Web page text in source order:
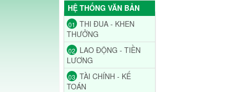
HỆ THỐNG VĂN BẢN
01 THI ĐUA - KHEN
THƯỞNG
02 LAO ĐỘNG - TIỀN
LƯƠNG
03 TÀI CHÍNH - KẾ
TOÁN